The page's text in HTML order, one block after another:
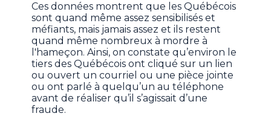
Ces données montrent que les Québécois
sont quand même assez sensibilisés et
méfiants, mais jamais assez et ils restent
quand même nombreux à mordre à
l'hameçon. Ainsi, on constate qu’environ le
tiers des Québécois ont cliqué sur un lien
ou ouvert un courriel ou une pièce jointe
ou ont parlé à quelqu’un au téléphone
avant de réaliser qu’il s’agissait d’une
fraude.